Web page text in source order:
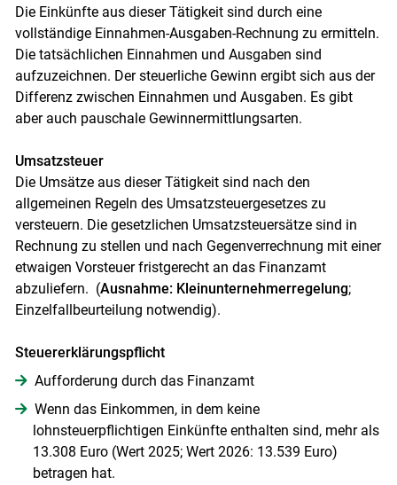
Die Einkünfte aus dieser Tätigkeit sind durch eine
vollständige Einnahmen-Ausgaben-Rechnung zu ermitteln.
Die tatsächlichen Einnahmen und Ausgaben sind
aufzuzeichnen. Der steuerliche Gewinn ergibt sich aus der
Differenz zwischen Einnahmen und Ausgaben. Es gibt
aber auch pauschale Gewinnermittlungsarten.
Umsatzsteuer
Die Umsätze aus dieser Tätigkeit sind nach den
allgemeinen Regeln des Umsatzsteuergesetzes zu
versteuern. Die gesetzlichen Umsatzsteuersätze sind in
Rechnung zu stellen und nach Gegenverrechnung mit einer
etwaigen Vorsteuer fristgerecht an das Finanzamt
abzuliefern. (Ausnahme: Kleinunternehmerregelung;
Einzelfallbeurteilung notwendig).
Steuererklärungspflicht
Aufforderung durch das Finanzamt
Wenn das Einkommen, in dem keine
lohnsteuerpflichtigen Einkünfte enthalten sind, mehr als
13.308 Euro (Wert 2025; Wert 2026: 13.539 Euro)
betragen hat.